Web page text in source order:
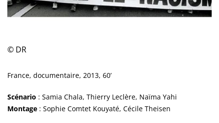
© DR
France, documentaire, 2013, 60’
Scénario : Samia Chala, Thierry Leclère, Naïma Yahi
Montage : Sophie Comtet Kouyaté, Cécile Theisen